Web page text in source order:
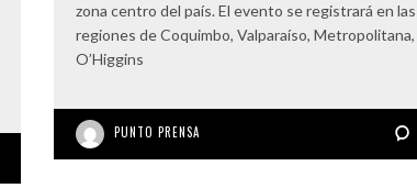
zona centro del país. El evento se registrará en las
regiones de Coquimbo, Valparaíso, Metropolitana,
O’Higgins
PUNTO PRENSA